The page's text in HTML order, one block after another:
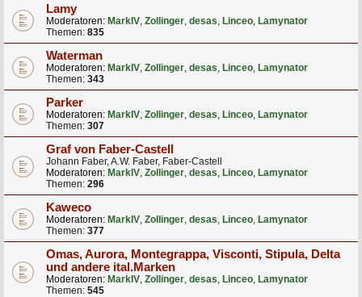
Lamy
Moderatoren: MarkIV, Zollinger, desas, Linceo, Lamynator
Themen: 835
Waterman
Moderatoren: MarkIV, Zollinger, desas, Linceo, Lamynator
Themen: 343
Parker
Moderatoren: MarkIV, Zollinger, desas, Linceo, Lamynator
Themen: 307
Graf von Faber-Castell
Johann Faber, A.W. Faber, Faber-Castell
Moderatoren: MarkIV, Zollinger, desas, Linceo, Lamynator
Themen: 296
Kaweco
Moderatoren: MarkIV, Zollinger, desas, Linceo, Lamynator
Themen: 377
Omas, Aurora, Montegrappa, Visconti, Stipula, Delta
und andere ital.Marken
Moderatoren: MarkIV, Zollinger, desas, Linceo, Lamynator
Themen: 545